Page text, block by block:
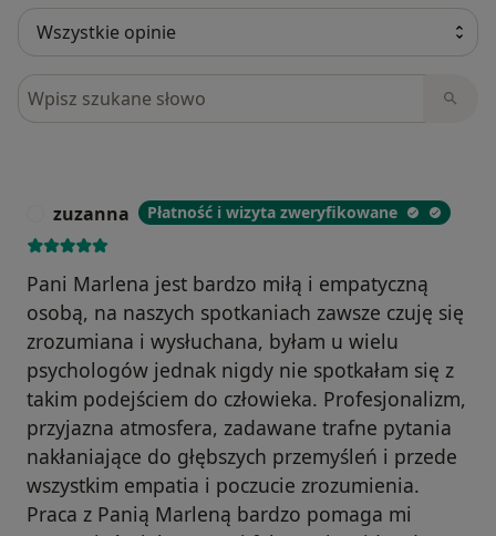
Szukaj w opiniach
zuzanna Płatność i wizyta zweryfikowane
Pani Marlena jest bardzo miłą i empatyczną
osobą, na naszych spotkaniach zawsze czuję się
zrozumiana i wysłuchana, byłam u wielu
psychologów jednak nigdy nie spotkałam się z
takim podejściem do człowieka. Profesjonalizm,
przyjazna atmosfera, zadawane trafne pytania
nakłaniające do głębszych przemyśleń i przede
wszystkim empatia i poczucie zrozumienia.
Praca z Panią Marleną bardzo pomaga mi